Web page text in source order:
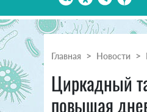
Главная Новости
Циркадный
повышая